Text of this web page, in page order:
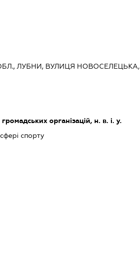
ЛУБНИ, ВУЛИЦЯ НОВОСЕЛЕЦЬКА,
організацій, н. в. і. у.
спорту